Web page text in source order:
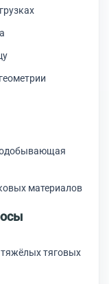
материалов
тяговых